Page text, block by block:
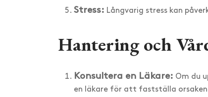
Stress: Långvarig stress kan
Hantering och
Konsultera en Läkare: Om du
en läkare för att fastställa